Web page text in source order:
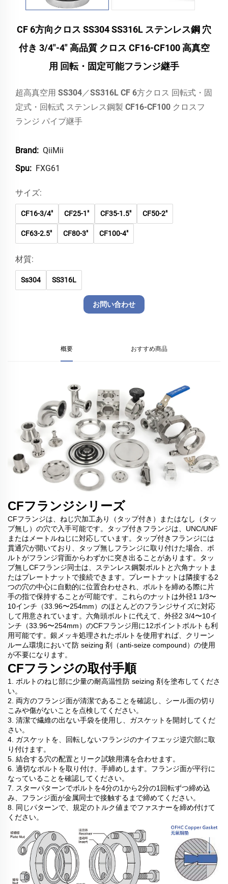
CF 6方向クロス SS304 SS316L ステンレス鋼 穴
付き 3/4"-4" 高品質 クロス CF16-CF100 高真空
用 回転・固定可能フランジ継手
超高真空用 SS304／SS316L CF 6方クロス 回転式・固
定式・回転式 ステンレス鋼製 CF16-CF100 クロスフ
ランジ パイプ継手
Brand: QiiMii
Spu: FXG61
サイズ:
CF16-3/4" CF25-1" CF35-1.5" CF50-2"
CF63-2.5" CF80-3" CF100-4"
材質:
Ss304 SS316L
お問い合わせ
概要 おすすめ商品
CFフランジシリーズ
CFフランジは、ねじ穴加工あり（タップ付き）またはなし（タッ
プ無し）の穴で入手可能です。タップ付きフランジは、UNC/UNF
またはメートルねじに対応しています。タップ付きフランジには
貫通穴が開いており、タップ無しフランジに取り付けた場合、ボ
ルトがフランジ背面からわずかに突き出ることがあります。タッ
プ無しCFフランジ同士は、ステンレス鋼製ボルトと六角ナットま
たはプレートナットで接続できます。プレートナットは隣接する2
つの穴の中心に自動的に位置合わせされ、ボルトを締める際に片
手の指で保持することが可能です。これらのナットは外径1 1/3〜
10インチ（33.96〜254mm）のほとんどのフランジサイズに対応
して用意されています。六角頭ボルトに代えて、外径2 3/4〜10イ
ンチ（33.96〜254mm）のCFフランジ用に12ポイントボルトも利
用可能です。銀メッキ処理されたボルトを使用すれば、クリーン
ルーム環境において防 seizing 剤（anti-seize compound）の使用
が不要になります。
CFフランジの取付手順
1. ボルトのねじ部に少量の耐高温性防 seizing 剤を塗布してくださ
い。
2. 両方のフランジ面が清潔であることを確認し、シール面の切り
こみや傷がないことを点検してください。
3. 清潔で繊維の出ない手袋を使用し、ガスケットを開封してくだ
さい。
4. ガスケットを、回転しないフランジのナイフエッジ逆穴部に取
り付けます。
5. 結合する穴の配置とリーク試験用溝を合わせます。
6. 適切なボルトを取り付け、手締めします。フランジ面が平行に
なっていることを確認してください。
7. スターパターンでボルトを4分の1から2分の1回転ずつ締め込
み、フランジ面が金属同士で接触するまで締めてください。
8. 同じパターンで、規定のトルク値までファスナーを締め付けて
ください。